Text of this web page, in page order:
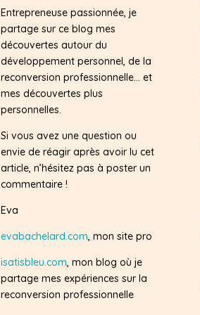
Entrepreneuse passionnée, je
partage sur ce blog mes
découvertes autour du
développement personnel, de la
reconversion professionnelle… et
mes découvertes plus
personnelles.
Si vous avez une question ou
envie de réagir après avoir lu cet
article, n’hésitez pas à poster un
commentaire !
Eva
evabachelard.com , mon site pro
isatisbleu.com , mon blog où je
partage mes expériences sur la
reconversion professionnelle